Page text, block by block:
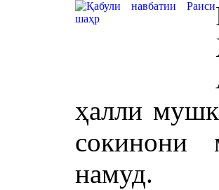
ҳалли
сокинони
намуд.